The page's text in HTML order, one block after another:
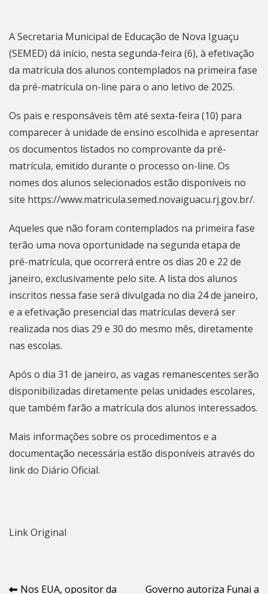
A Secretaria Municipal de Educação de Nova Iguaçu
(SEMED) dá início, nesta segunda-feira (6), à efetivação
da matrícula dos alunos contemplados na primeira fase
da pré-matrícula on-line para o ano letivo de 2025.
Os pais e responsáveis têm até sexta-feira (10) para
comparecer à unidade de ensino escolhida e apresentar
os documentos listados no comprovante da pré-
matrícula, emitido durante o processo on-line. Os
nomes dos alunos selecionados estão disponíveis no
site https://www.matricula.semed.novaiguacu.rj.gov.br/.
Aqueles que não foram contemplados na primeira fase
terão uma nova oportunidade na segunda etapa de
pré-matrícula, que ocorrerá entre os dias 20 e 22 de
janeiro, exclusivamente pelo site. A lista dos alunos
inscritos nessa fase será divulgada no dia 24 de janeiro,
e a efetivação presencial das matrículas deverá ser
realizada nos dias 29 e 30 do mesmo mês, diretamente
nas escolas.
Após o dia 31 de janeiro, as vagas remanescentes serão
disponibilizadas diretamente pelas unidades escolares,
que também farão a matrícula dos alunos interessados.
Mais informações sobre os procedimentos e a
documentação necessária estão disponíveis através do
link do Diário Oficial.
Link Original
Nos EUA, opositor da
Governo autoriza Funai a